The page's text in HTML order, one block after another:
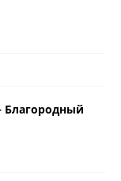
Благородный